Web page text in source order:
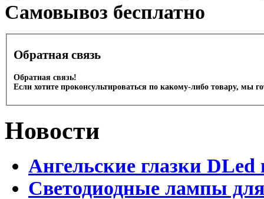
Cамовывоз бесплатно
Обратная связь
Обратная связь!
Если хотите проконсультироваться по какому-либо товару, мы
Новости
Ангельские глазки DLed
Светодиодные лампы